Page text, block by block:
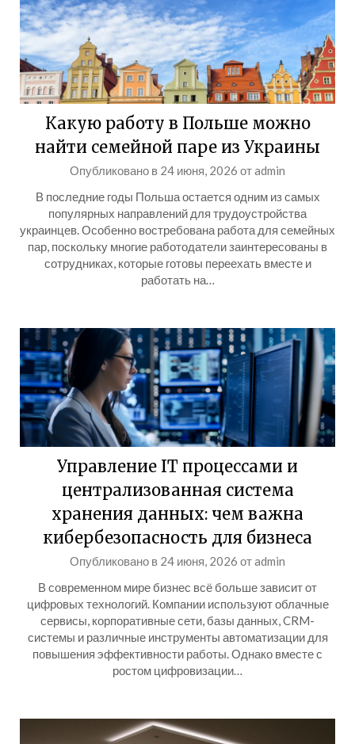
Какую работу в Польше можно
найти семейной паре из Украины
Опубликовано в 24 июня, 2026 отadmin
В последние годы Польша остается одним из самых
популярных направлений для трудоустройства
украинцев. Особенно востребована работа для семейных
пар, поскольку многие работодатели заинтересованы в
сотрудниках, которые готовы переехать вместе и
работать на…
Управление IT процессами и
централизованная система
хранения данных: чем важна
кибербезопасность для бизнеса
Опубликовано в 24 июня, 2026 отadmin
В современном мире бизнес всё больше зависит от
цифровых технологий. Компании используют облачные
сервисы, корпоративные сети, базы данных, CRM-
системы и различные инструменты автоматизации для
повышения эффективности работы. Однако вместе с
ростом цифровизации…